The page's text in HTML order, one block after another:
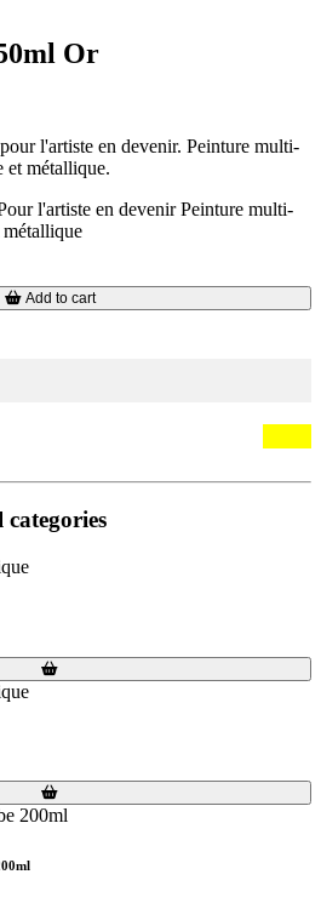
Or
l'artiste en devenir. Peinture multi-
et métallique.
l'artiste en devenir Peinture multi-
Add to cart